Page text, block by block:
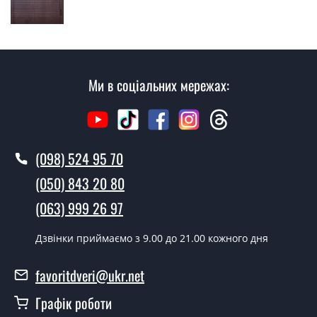
згідно з чергою, у всі дні крім неділі.
Плімут ?
Вартість встановлення дверей Плімут - від 1600 грн.
Як швидко можете встановити двері
Плімут ?
У той самий день протягом кількох годин, за умови
наявності їх на складі, чи наступного дня.
Чи можна на сьогодні викликати
замірника?
Так можна.
У вас є в наявності готові вуличні
двері?
Так, ми маємо великий асортимент готових вуличних
Ми в соціальних мережах:
(098) 524 95 70
(050) 843 20 80
(063) 999 26 97
Дзвінки приймаємо з 9.00 до 21.00 кожного дня
favoritdveri@ukr.net
Графік роботи